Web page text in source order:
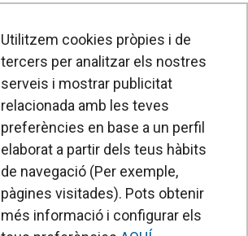
Utilitzem cookies pròpies i de
tercers per analitzar els nostres
serveis i mostrar publicitat
relacionada amb les teves
preferències en base a un perfil
elaborat a partir dels teus hàbits
de navegació (Per exemple,
pàgines visitades). Pots obtenir
més informació i configurar els